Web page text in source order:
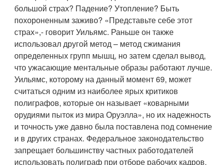
большой страх? Падение? Утопление? Быть
похороненным заживо? «Представьте себе этот
страх»,- говорит Уильямс. Раньше он также
использовал другой метод – метод сжимания
определенных групп мышц, но затем сделал вывод,
что ужасающие ментальные образы работают лучше.
Уильямс, которому на данный момент 69, может
считаться одним из наиболее ярых критиков
полиграфов, которые он называет «коварными
орудиями пыток из мира Оруэлла», но их надежность
и точность уже давно была поставлена под сомнение
и в других странах. Федеральное законодательство
запрещает большинству частных работодателей
использовать полиграф при отборе рабочих кадров.